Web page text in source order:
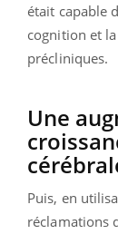
était capable
cognition et
précliniques.
Une
Puis, en
réclamations